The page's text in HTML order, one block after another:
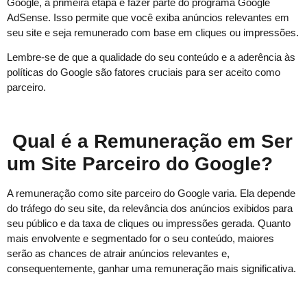
AdSense. Isso permite que você exiba anúncios relevantes em
seu site e seja remunerado com base em cliques ou impressões.
Lembre-se de que a qualidade do seu conteúdo e a aderência às
políticas do Google são fatores cruciais para ser aceito como
parceiro.
Qual é a Remuneração em Ser
um Site Parceiro do Google?
A remuneração como site parceiro do Google varia. Ela depende
do tráfego do seu site, da relevância dos anúncios exibidos para
seu público e da taxa de cliques ou impressões gerada. Quanto
mais envolvente e segmentado for o seu conteúdo, maiores
serão as chances de atrair anúncios relevantes e,
consequentemente, ganhar uma remuneração mais significativa.